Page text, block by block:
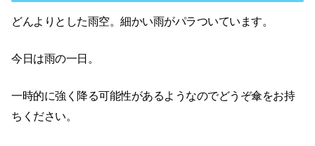
どんよりとした雨空。細かい雨がパラついています。
今日は雨の一日。
一時的に強く降る可能性があるようなのでどうぞ傘をお持
ちください。